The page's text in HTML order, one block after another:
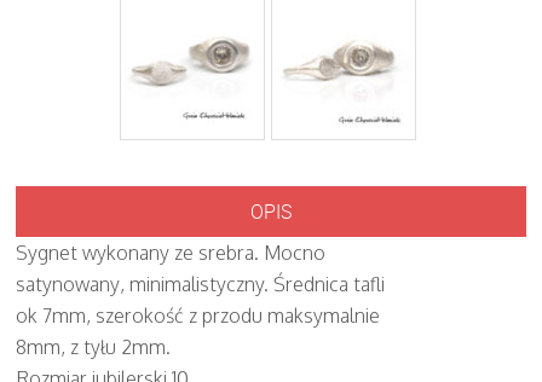
OPIS
Sygnet wykonany ze srebra. Mocno
satynowany, minimalistyczny. Średnica tafli
ok 7mm, szerokość z przodu maksymalnie
8mm, z tyłu 2mm.